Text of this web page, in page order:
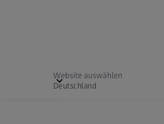
Website auswählen
Deutschland